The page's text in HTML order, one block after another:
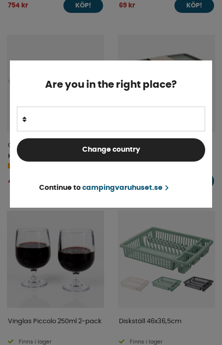
754 kr KÖP! 69 kr KÖP!
Carbest Spis Och Diskho
Kombination
4 995 kr
Vinglas Piccolo 250ml 2-pack
Finns i lager
Diskställ 46x36,5cm
Finns i lager
Are you in the right place?
Change country
Continue to campingvaruhuset.se